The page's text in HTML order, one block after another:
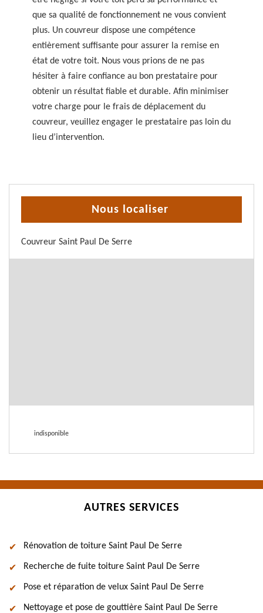
que sa qualité de fonctionnement ne vous convient
plus. Un couvreur dispose une compétence
entièrement suffisante pour assurer la remise en
état de votre toit. Nous vous prions de ne pas
hésiter à faire confiance au bon prestataire pour
obtenir un résultat fiable et durable. Afin minimiser
votre charge pour le frais de déplacement du
couvreur, veuillez engager le prestataire pas loin du
lieu d’intervention.
Nous localiser
Couvreur Saint Paul De Serre
indisponible
AUTRES SERVICES
Rénovation de toiture Saint Paul De Serre
Recherche de fuite toiture Saint Paul De Serre
Pose et réparation de velux Saint Paul De Serre
Nettoyage et pose de gouttière Saint Paul De Serre